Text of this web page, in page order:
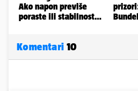
Komentari 10